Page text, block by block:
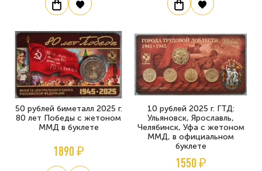
50 рублей биметалл 2025 г.
80 лет Победы с жетоном
ММД в буклете
1890 ₽
10 рублей 2025 г. ГТД:
Ульяновск, Ярославль,
Челябинск, Уфа с жетоном
ММД, в официальном
буклете
1550 ₽